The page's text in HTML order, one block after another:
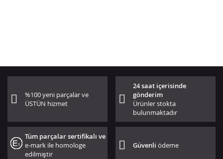
%100 yeni parçalar ve
ÜSTÜN hizmet
24 saat içerisinde
gönderim
Ürünler stokta
bulunmaktadır
Tüm parçalar sertifikalı ve
e-mark ile homologe
edilmiştir
Güvenliödeme